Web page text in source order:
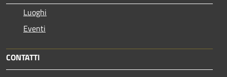
Luoghi
Eventi
CONTATTI